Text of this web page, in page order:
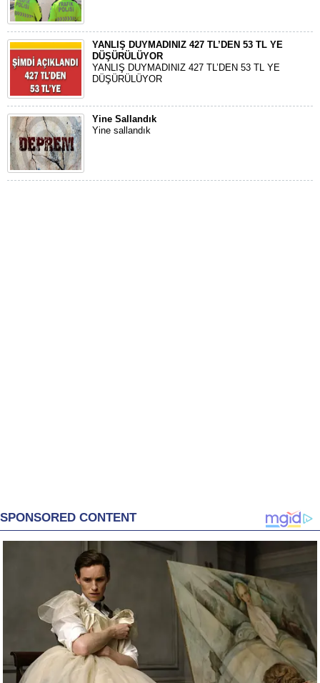
YANLIŞ DUYMADINIZ 427 TL’DEN 53 TL YE
DÜŞÜRÜLÜYOR
YANLIŞ DUYMADINIZ 427 TL’DEN 53 TL YE
DÜŞÜRÜLÜYOR
Yine Sallandık
Yine sallandık